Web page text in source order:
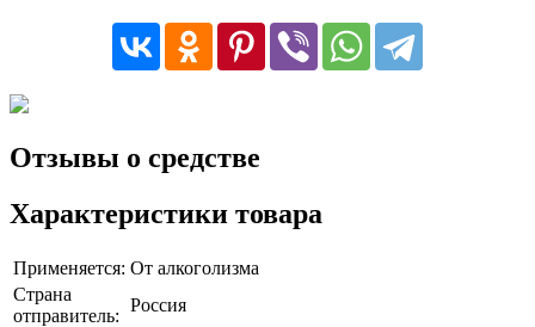
Отзывы о средстве
Характеристики товара
Применяется: От алкоголизма
Страна
отправитель:
Россия